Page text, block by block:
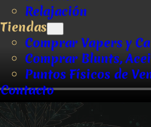
Relajación
Tiendas
Comprar Vapers y
Comprar Blunts,
Puntos Físicos de
Contacto